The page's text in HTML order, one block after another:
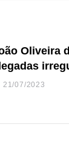
Oliveira
Freguesia
21/07/2023